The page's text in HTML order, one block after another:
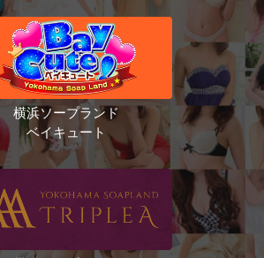
横浜ソープランド
ベイキュート